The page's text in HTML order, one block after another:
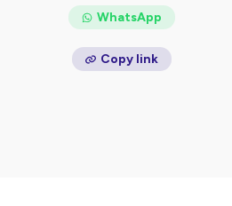
WhatsApp
Copy link